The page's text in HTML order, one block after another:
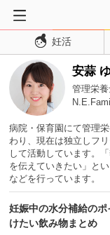
トップページ
妊活
妊娠・出産
妊娠初期
妊娠中期
妊娠後期
出産
妊活
安蒜
管理栄
病院・保育園にて管理
わり、現在は独立しフ
して活動しています。
を伝えていきたい」と
などを行っています。
妊娠中の水分補給の
けたい飲み物まとめ